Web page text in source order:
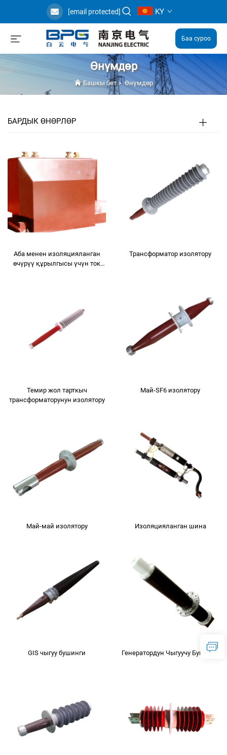
[email protected] KY
Баа суроо
Өнүмдөр
Башкы бет>Өнүмдөр
БАРДЫК ӨНӨРЛӨР
Аба менен изоляцияланган
өчүрүү құрылгысы үчүн ток
Трансформатор изолятору
Темир жол тарткыч
трансформаторунун изолятору
Май-SF6 изолятору
Май-май изолятору Изоляцияланган шина
GIS чыгуу бушинги Генератордун Чыгуучу Бушинги